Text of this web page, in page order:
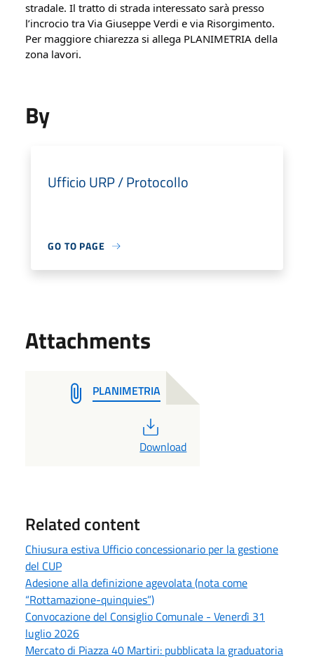
stradale. Il tratto di strada interessato sarà presso
l’incrocio tra Via Giuseppe Verdi e via Risorgimento.
Per maggiore chiarezza si allega PLANIMETRIA della
zona lavori.
By
Ufficio URP / Protocollo
GO TO PAGE
Attachments
PLANIMETRIA
PDF
Download
Related content
Chiusura estiva Ufficio concessionario per la gestione
del CUP
Adesione alla definizione agevolata (nota come
“Rottamazione-quinquies”)
Convocazione del Consiglio Comunale - Venerdì 31
luglio 2026
Mercato di Piazza 40 Martiri: pubblicata la graduatoria